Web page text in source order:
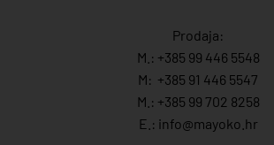
Prodaja:
M.: +385 99 446 5548
M: +385 91 446 5547
M.: +385 99 702 8258
E.: info@mayoko. hr